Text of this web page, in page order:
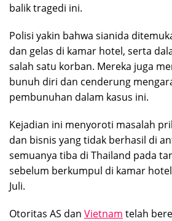
balik tragedi ini.
Polisi yakin bahwa sianida
dan gelas di kamar hotel, serta
salah satu korban. Mereka juga
bunuh diri dan cenderung
pembunuhan dalam kasus ini.
Kejadian ini menyoroti masalah
dan bisnis yang tidak berhasil di
semuanya tiba di Thailand pada
sebelum berkumpul di kamar
Juli.
Otoritas AS dan Vietnam telah